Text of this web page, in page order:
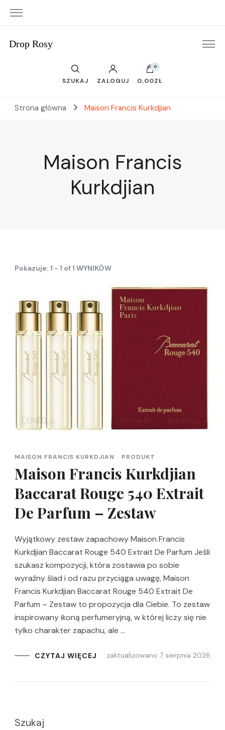
Drop Rosy
SZUKAJ ZALOGUJ
0
0,00ZŁ
Strona główna Maison Francis Kurkdjian
Maison Francis
Kurkdjian
Pokazuje: 1 - 1 of 1 WYNIKÓW
MAISON FRANCIS KURKDJIAN PRODUKT
Maison Francis Kurkdjian
Baccarat Rouge 540 Extrait
De Parfum – Zestaw
Wyjątkowy zestaw zapachowy Maison Francis
Kurkdjian Baccarat Rouge 540 Extrait De Parfum Jeśli
szukasz kompozycji, która zostawia po sobie
wyraźny ślad i od razu przyciąga uwagę, Maison
Francis Kurkdjian Baccarat Rouge 540 Extrait De
Parfum – Zestaw to propozycja dla Ciebie. To zestaw
inspirowany ikoną perfumeryjną, w której liczy się nie
tylko charakter zapachu, ale …
CZYTAJ WIĘCEJ zaktualizowano 7 sierpnia 2026
Szukaj